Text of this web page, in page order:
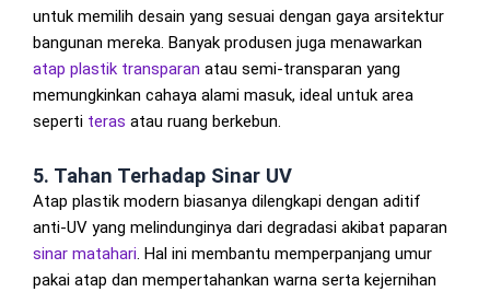
untuk memilih desain yang sesuai dengan gaya arsitektur
bangunan mereka. Banyak produsen juga menawarkan
atap plastik transparan atau semi-transparan yang
memungkinkan cahaya alami masuk, ideal untuk area
seperti teras atau ruang berkebun.
5. Tahan Terhadap Sinar UV
Atap plastik modern biasanya dilengkapi dengan aditif
anti-UV yang melindunginya dari degradasi akibat paparan
sinar matahari. Hal ini membantu memperpanjang umur
pakai atap dan mempertahankan warna serta kejernihan